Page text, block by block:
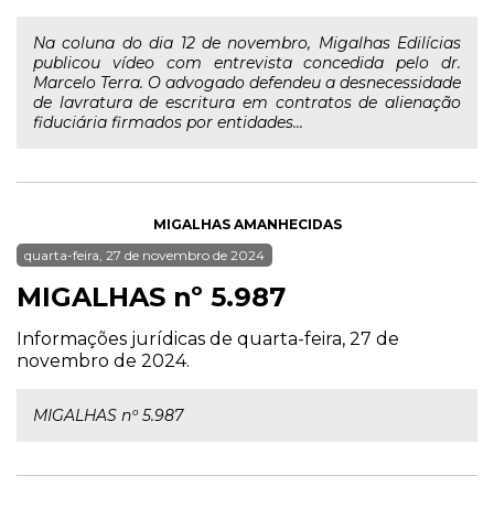
Na coluna do dia 12 de novembro, Migalhas Edilícias
publicou vídeo com entrevista concedida pelo dr.
Marcelo Terra. O advogado defendeu a desnecessidade
de lavratura de escritura em contratos de alienação
fiduciária firmados por entidades...
MIGALHAS AMANHECIDAS
quarta-feira, 27 de novembro de 2024
MIGALHAS nº 5.987
Informações jurídicas de quarta-feira, 27 de
novembro de 2024.
MIGALHAS nº 5.987